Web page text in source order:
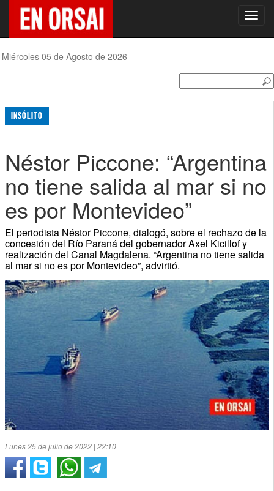
Miércoles 05 de Agosto de 2026
INSÓLITO
Néstor Piccone: “Argentina
no tiene salida al mar si no
es por Montevideo”
El periodista Néstor Piccone, dialogó, sobre el rechazo de la
concesión del Río Paraná del gobernador Axel Kicillof y
realización del Canal Magdalena. “Argentina no tiene salida
al mar si no es por Montevideo”, advirtió.
Lunes 25 de julio de 2022 | 22:10